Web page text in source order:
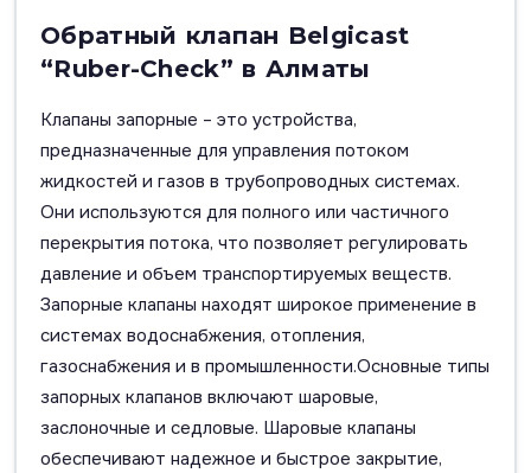
Обратный клапан Belgicast
“Ruber-Check” в Алматы
Клапаны запорные – это устройства,
предназначенные для управления потоком
жидкостей и газов в трубопроводных системах.
Они используются для полного или частичного
перекрытия потока, что позволяет регулировать
давление и объем транспортируемых веществ.
Запорные клапаны находят широкое применение в
системах водоснабжения, отопления,
газоснабжения и в промышленности.Основные типы
запорных клапанов включают шаровые,
заслоночные и седловые. Шаровые клапаны
обеспечивают надежное и быстрое закрытие,